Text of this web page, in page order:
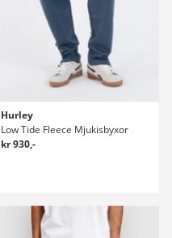
Hurley
Low Tide Fleece Mjukisbyxor
kr 930,-